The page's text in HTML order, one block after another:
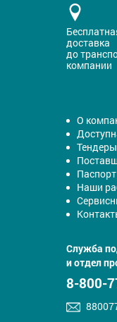
доставка
до
компании
О
Тендеры
Наши
Служба
и отдел
8-800-